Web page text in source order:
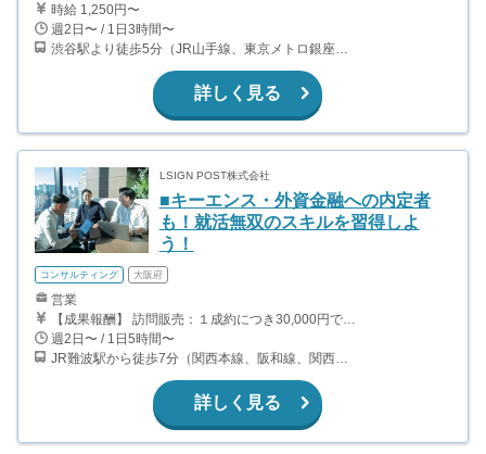
時給 1,250円〜
週2日〜 / 1日3時間〜
渋谷駅より徒歩5分（JR山手線、東京メトロ銀座・半蔵門・副都心線）
詳しく見る
LSIGN POST株式会社
■キーエンス・外資金融への内定者
も！就活無双のスキルを習得しよ
う！
コンサルティング 大阪府
営業
【成果報酬】 訪問販売：１成約につき30,000円です。 例えば、光インターネットの成約であれば、平均的に2.5日で1件の契約が見込めます。（12,000円/1日6時間稼働） ＜月収例＞月に100万以上稼ぐ方もいます！ ・月5件成約：150,000円 ・月15件成約：450,000円 ・月30成約：900,000円➕マネジメントインセンティブ300,000円 合計1,200,000円 時給換算で2,000円程度が、平均的なインターン生の報酬となっています。
週2日〜 / 1日5時間〜
JR難波駅から徒歩7分（関西本線、阪和線、関西空港線） 大阪難波駅から徒歩13分（近鉄奈良線、阪神なんば線） 桜川駅から徒歩4分（大阪メトロ千日前線、阪神なんば線）
詳しく見る